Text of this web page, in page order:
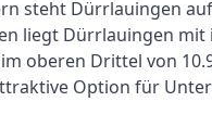
steht Dürrlauingen
liegt Dürrlauingen mit
oberen Drittel von
Option für